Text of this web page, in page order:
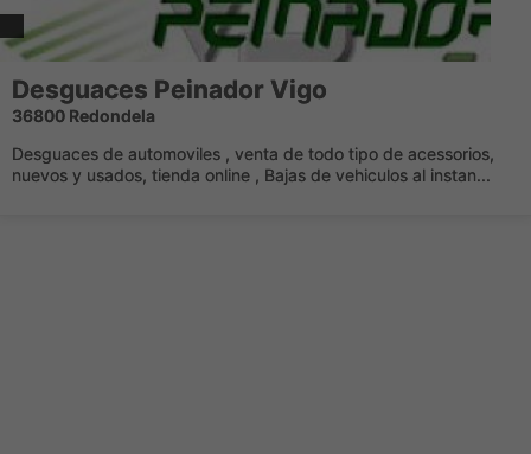
Desguaces Peinador Vigo
36800 Redondela
Desguaces de automoviles , venta de todo tipo de acessorios,
nuevos y usados, tienda online , Bajas de vehiculos al instan...